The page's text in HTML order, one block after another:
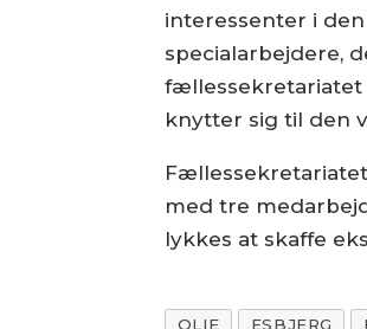
interessenter i
specialarbejdere,
fællessekretariatet
knytter sig til den
med tre
lykkes at skaffe
OLIE ESBJERG